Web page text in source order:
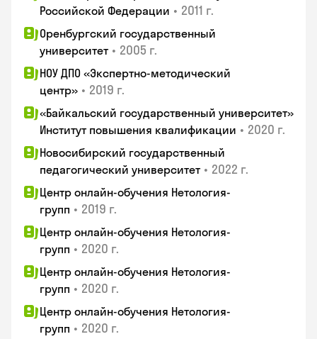
Российской Федерации • 2011 г.
Оренбургский государственный
университет • 2005 г.
НОУ ДПО «Экспертно-методический
центр» • 2019 г.
«Байкальский государственный университет»
Институт повышения квалификации • 2020 г.
Новосибирский государственный
педагогический университет • 2022 г.
Центр онлайн-обучения Нетология-
групп • 2019 г.
Центр онлайн-обучения Нетология-
групп • 2020 г.
Центр онлайн-обучения Нетология-
групп • 2020 г.
Центр онлайн-обучения Нетология-
групп • 2020 г.